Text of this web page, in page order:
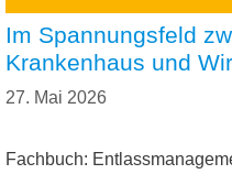
Im Spannungsfeld
Krankenhaus und
27. Mai 2026
Fachbuch: